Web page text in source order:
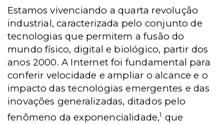
Estamos vivenciando a quarta revolução
industrial, caracterizada pelo conjunto de
tecnologias que permitem a fusão do
mundo físico, digital e biológico, partir dos
anos 2000. A Internet foi fundamental para
conferir velocidade e ampliar o alcance e o
impacto das tecnologias emergentes e das
inovações generalizadas, ditados pelo
fenômeno da exponencialidade,1 que